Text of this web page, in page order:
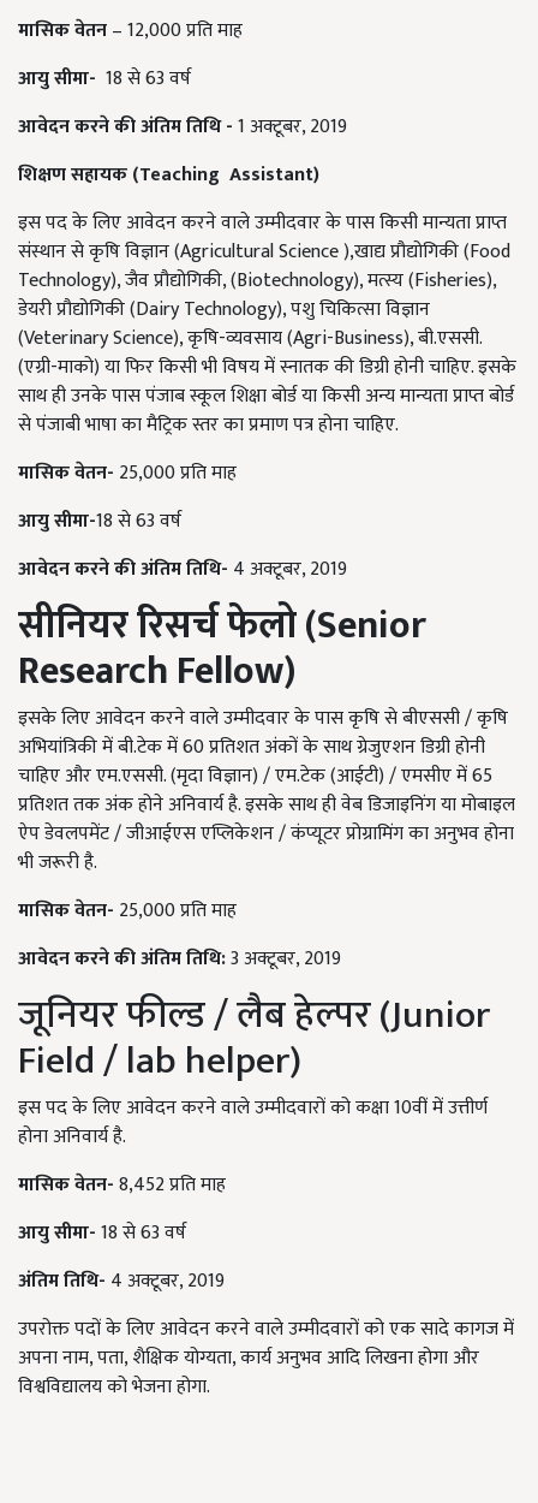
मासिक वेतन– 12,000 प्रति माह
आयु सीमा- 18 से 63 वर्ष
आवेदन करने की अंतिम तिथि -1 अक्टूबर, 2019
शिक्षण सहायक (Teaching Assistant)
इस पद के लिए आवेदन करने वाले उम्मीदवार के पास किसी मान्यता प्राप्त
संस्थान से कृषि विज्ञान (Agricultural Science ),खाद्य प्रौद्योगिकी (Food
Technology), जैव प्रौद्योगिकी, (Biotechnology), मत्स्य (Fisheries),
डेयरी प्रौद्योगिकी (Dairy Technology), पशु चिकित्सा विज्ञान
(Veterinary Science), कृषि-व्यवसाय (Agri-Business), बी.एससी.
(एग्री-माको) या फिर किसी भी विषय में स्नातक की डिग्री होनी चाहिए. इसके
साथ ही उनके पास पंजाब स्कूल शिक्षा बोर्ड या किसी अन्य मान्यता प्राप्त बोर्ड
से पंजाबी भाषा का मैट्रिक स्तर का प्रमाण पत्र होना चाहिए.
मासिक वेतन- 25,000 प्रति माह
आयु सीमा-18 से 63 वर्ष
आवेदन करने की अंतिम तिथि- 4 अक्टूबर, 2019
सीनियर रिसर्च फेलो(Senior
Research Fellow)
इसके लिए आवेदन करने वाले उम्मीदवार के पास कृषि से बीएससी / कृषि
अभियांत्रिकी में बी.टेक में 60 प्रतिशत अंकों के साथ ग्रेजुएशन डिग्री होनी
चाहिए और एम.एससी. (मृदा विज्ञान) / एम.टेक (आईटी) / एमसीए में 65
प्रतिशत तक अंक होने अनिवार्य है. इसके साथ ही वेब डिजाइनिंग या मोबाइल
ऐप डेवलपमेंट / जीआईएस एप्लिकेशन / कंप्यूटर प्रोग्रामिंग का अनुभव होना
भी जरूरी है.
मासिक वेतन- 25,000 प्रति माह
आवेदन करने की अंतिम तिथि:3 अक्टूबर, 2019
जूनियर फील्ड / लैब हेल्पर (Junior
Field / lab helper)
इस पद के लिए आवेदन करने वाले उम्मीदवारों को कक्षा 10वीं में उत्तीर्ण
होना अनिवार्य है.
मासिक वेतन-8,452 प्रति माह
आयु सीमा-18 से 63 वर्ष
अंतिम तिथि- 4 अक्टूबर, 2019
उपरोक्त पदों के लिए आवेदन करने वाले उम्मीदवारों को एक सादे कागज में
अपना नाम, पता, शैक्षिक योग्यता, कार्य अनुभव आदि लिखना होगा और
विश्वविद्यालय को भेजना होगा.